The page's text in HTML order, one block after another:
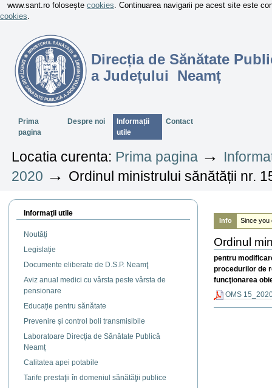
www.sant.ro folosește cookies. Continuarea navigarii pe acest site este
cookies.
Direcția de Sănătate
a Județului Neamț
SectiuniPrima
pagina
Despre noi
Informații
utile
Contact
Locatia curenta: Prima pagina →
2020 → Ordinul ministrului sănătății nr.
Informaţii utile
Noutăți
Legislație
Documente eliberate de D.S.P. Neamţ
Aviz anual medici cu vârsta peste vârsta de
pensionare
Educație pentru sănătate
Prevenire și control boli transmisibile
Laboratoare Direcția de Sănătate Publică
Neamț
Calitatea apei potabile
Tarife prestaţii în domeniul sănătăţii publice
Info Since you
Ordinul
pentru
procedurilor de
funcţionarea
OMS